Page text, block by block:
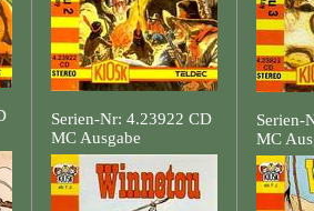
Serien-Nr: 4.23922 CD
MC Ausgabe
Serien-
MC